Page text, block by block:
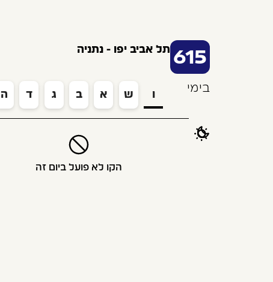
615 תל אביב יפו - נתניה
בימי
ו ש א ב ג ד ה
הקו לא פועל ביום זה